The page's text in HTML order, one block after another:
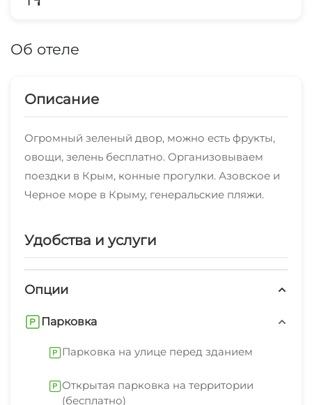
Об отеле
Описание
Огромный зеленый двор, можно есть фрукты,
овощи, зелень бесплатно. Организовываем
поездки в Крым, конные прогулки. Азовское и
Черное море в Крыму, генеральские пляжи.
Удобства и услуги
Опции
Парковка
Парковка на улице перед зданием
Открытая парковка на территории
(бесплатно)